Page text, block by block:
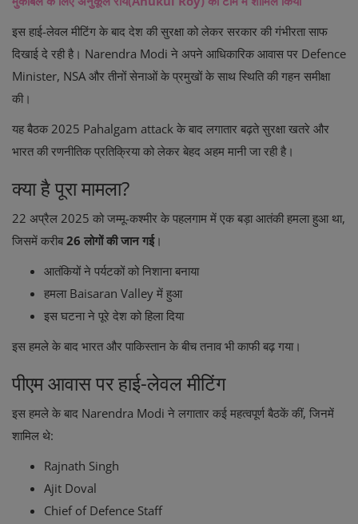
इस हाई-लेवल मीटिंग के बाद देश की सुरक्षा को लेकर सरकार की गंभीरता साफ
दिखाई दे रही है। Narendra Modi ने अपने आधिकारिक आवास पर Defence
Minister, NSA और तीनों सेनाओं के प्रमुखों के साथ स्थिति की गहन समीक्षा
की।
यह बैठक2025 Pahalgam attack के बाद लगातार बढ़ते सुरक्षा खतरे और
भारत की रणनीतिक प्रतिक्रिया को लेकर बेहद अहम मानी जा रही है।
क्या है पूरा मामला?
22 अप्रैल 2025 को जम्मू-कश्मीर के पहलगाम में एक बड़ा आतंकी हमला हुआ था,
जिसमें करीब26 लोगों की जान गई।
आतंकियों ने पर्यटकों को निशाना बनाया
हमला Baisaran Valley में हुआ
इस घटना ने पूरे देश को हिला दिया
इस हमले के बाद भारत और पाकिस्तान के बीच तनाव भी काफी बढ़ गया।
पीएम आवास पर हाई-लेवल मीटिंग
इस हमले के बाद Narendra Modi ने लगातार कई महत्वपूर्ण बैठकें कीं, जिनमें
शामिल थे:
Rajnath Singh
Ajit Doval
Chief of Defence Staff